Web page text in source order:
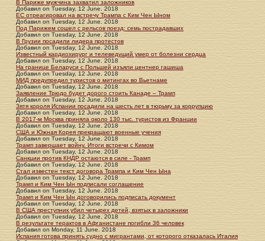
В Париже мужчина захватил заложников
Добавил on Tuesday, 12 June. 2018
ЕС отреагировал на встречу Трампа с Ким Чен Ыном
Добавил on Tuesday, 12 June. 2018
Под Парижем сошел с рельсов поезд: семь пострадавших
Добавил on Tuesday, 12 June. 2018
В Грузии посадили лидера протестов
Добавил on Tuesday, 12 June. 2018
Известный кардиохирург и телеведущий умер от болезни сердца
Добавил on Tuesday, 12 June. 2018
На границе Беларуси с Польшей изъяли центнер гашиша
Добавил on Tuesday, 12 June. 2018
МИД предупредил туристов о митингах во Вьетнаме
Добавил on Tuesday, 12 June. 2018
Заявление Трюдо будет дорого стоить Канаде – Трамп
Добавил on Tuesday, 12 June. 2018
Зятя короля Испании посадили на шесть лет в тюрьму за коррупцию
Добавил on Tuesday, 12 June. 2018
В 2017-м Москва приняла около 130 тыс. туристов из Франции
Добавил on Tuesday, 12 June. 2018
США и Южная Корея прекращают военные учения
Добавил on Tuesday, 12 June. 2018
Трамп завершает войну. Итоги встречи с Кимом
Добавил on Tuesday, 12 June. 2018
Санкции против КНДР остаются в силе - Трамп
Добавил on Tuesday, 12 June. 2018
Стал известен текст договора Трампа и Ким Чен Ына
Добавил on Tuesday, 12 June. 2018
Трамп и Ким Чен Ын подписали соглашение
Добавил on Tuesday, 12 June. 2018
Трамп и Ким Чен Ын договорились подписать документ
Добавил on Tuesday, 12 June. 2018
В США преступник убил четырех детей, взятых в заложники
Добавил on Tuesday, 12 June. 2018
В результате терактов в Афганистане погибли 36 человек
Добавил on Monday, 11 June. 2018
Испания готова принять судно с мигрантами, от которого отказалась Италия